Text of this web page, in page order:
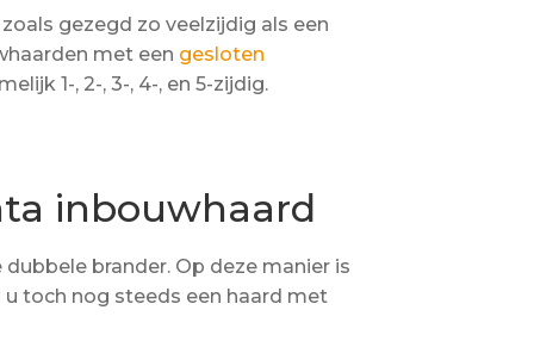
gezegd zo veelzijdig als een
met een gesloten
1-, 2-, 3-, 4-, en 5-zijdig.
inbouwhaard
brander. Op deze manier is
toch nog steeds een haard met